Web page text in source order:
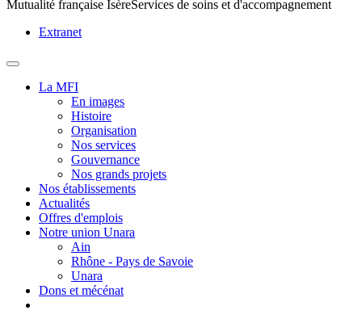
Mutualité française IsèreServices de soins et d'accompagnement
Extranet
MENU
PRINCIPAL
La MFI
En images
Histoire
Organisation
Nos services
Gouvernance
Nos grands projets
Nos établissements
Actualités
Offres d'emplois
Notre union Unara
Ain
Rhône - Pays de Savoie
Unara
Dons et mécénat